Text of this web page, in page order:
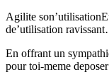
Agilite
de’utilisation
En offrant un
pour toi-meme